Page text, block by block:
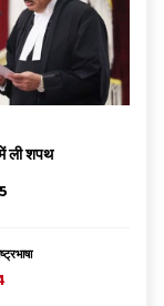
ली शपथ